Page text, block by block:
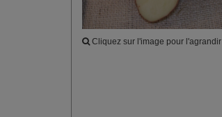
Cliquez sur l'image pour l'agrandir